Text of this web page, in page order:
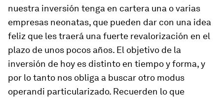
nuestra inversión tenga en cartera una o varias
empresas neonatas, que pueden dar con una idea
feliz que les traerá una fuerte revalorización en el
plazo de unos pocos años. El objetivo de la
inversión de hoy es distinto en tiempo y forma, y
por lo tanto nos obliga a buscar otro modus
operandi particularizado. Recuerden lo que